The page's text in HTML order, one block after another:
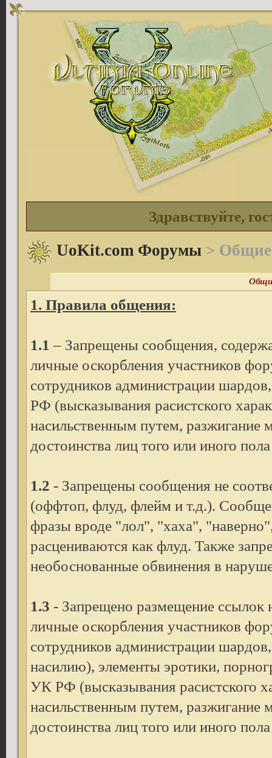
Здравствуйте,
UoKit.com Форумы >
1. Правила общения:
1.1 – Запрещены сообщения,
личные оскорбления участников
сотрудников администрации
РФ (высказывания расистского
насильственным путем, разжигание
достоинства лиц того или иного
1.2 - Запрещены сообщения не
(оффтоп, флуд, флейм и т.д.).
фразы вроде "лол", "хаха",
расцениваются как флуд. Также
необоснованные обвинения в
1.3 - Запрещено размещение ссылок
личные оскорбления участников
сотрудников администрации
насилию), элементы эротики,
УК РФ (высказывания расистского
насильственным путем, разжигание
достоинства лиц того или иного